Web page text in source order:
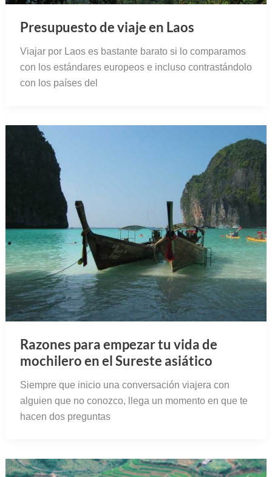
Presupuesto de viaje en Laos
Viajar por Laos es bastante barato si lo comparamos
con los estándares europeos e incluso contrastándolo
con los países del
Razones para empezar tu vida de
mochilero en el Sureste asiático
Siempre que inicio una conversación viajera con
alguien que no conozco, llega un momento en que te
hacen dos preguntas